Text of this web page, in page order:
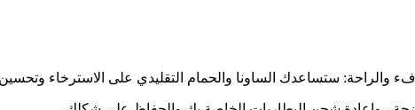
ستساعدك الساونا والحمام التقليدي على الاسترخاء وتحسين